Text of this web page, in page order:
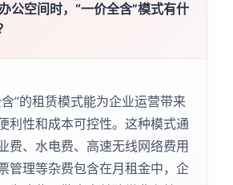
公空间时，“一价全含”模式有什
”的租赁模式能为企业运营带来
利性和成本可控性。这种模式通
费、水电费、高速无线网络费用
管理等杂费包含在月租金中，企